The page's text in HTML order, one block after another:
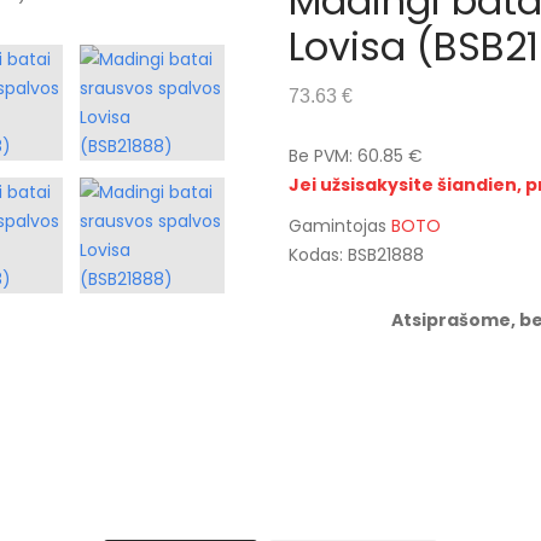
Lovisa
73.63 €
Be PVM: 60.85 €
Jei užsisakysite šiandien,
Gamintojas BOTO
Kodas: BSB21888
Atsiprašome,